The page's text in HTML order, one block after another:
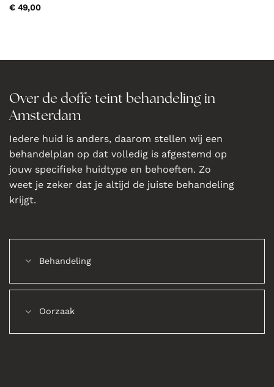
€49,00
Over de doffe teint behandeling in
Amsterdam
Iedere huid is anders, daarom stellen wij een
behandelplan op dat volledig is afgestemd op
jouw specifieke huidtype en behoeften. Zo
weet je zeker dat je altijd de juiste behandeling
krijgt.
Behandeling
Oorzaak